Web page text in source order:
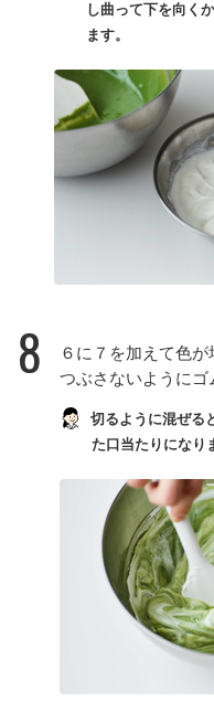
し曲って下を向く
ます。
8
６に７を加えて色
つぶさないようにゴ
切るように混ぜる
た口当たりになり